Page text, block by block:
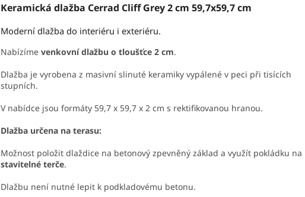
Keramická dlažba Cerrad Cliff Grey 2 cm 59,7x59,7 cm
Moderní dlažba do interiéru i exteriéru.
Nabízíme venkovní dlažbu o tloušťce 2 cm.
Dlažba je vyrobena z masivní slinuté keramiky vypálené v peci při tisících
stupních.
V nabídce jsou formáty 59,7 x 59,7 x 2 cm s rektifikovanou hranou.
Dlažba určena na terasu:
Možnost položit dlaždice na betonový zpevněný základ a využít pokládku na
stavitelné terče.
Dlažbu není nutné lepit k podkladovému betonu.